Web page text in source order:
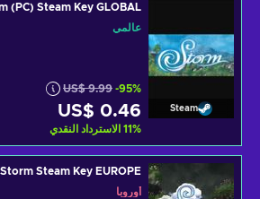
Steam
(PC) Steam Key GLOBAL
عالمي
US$ 9.99 -95%
US$ 0.46
11% الاسترداد النقدي
Storm Steam Key EUROPE
أوروبا